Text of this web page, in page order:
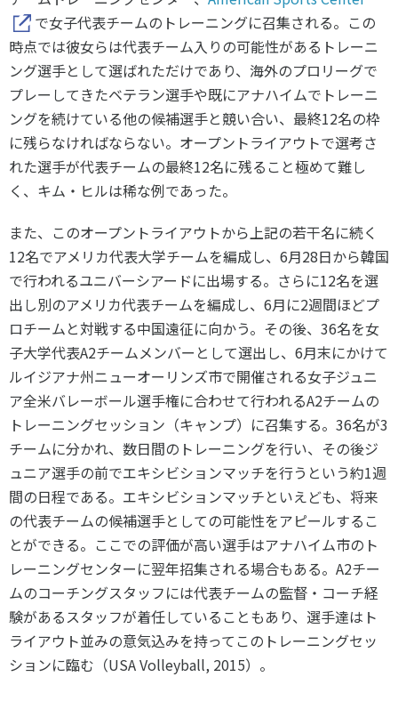
で女子代表チームのトレーニングに召集される。この
時点では彼女らは代表チーム入りの可能性があるトレーニ
ング選手として選ばれただけであり、海外のプロリーグで
プレーしてきたベテラン選手や既にアナハイムでトレーニ
ングを続けている他の候補選手と競い合い、最終12名の枠
に残らなければならない。オープントライアウトで選考さ
れた選手が代表チームの最終12名に残ること極めて難し
く、キム・ヒルは稀な例であった。
また、このオープントライアウトから上記の若干名に続く
12名でアメリカ代表大学チームを編成し、6月28日から韓国
で行われるユニバーシアードに出場する。さらに12名を選
出し別のアメリカ代表チームを編成し、6月に2週間ほどプ
ロチームと対戦する中国遠征に向かう。その後、36名を女
子大学代表A2チームメンバーとして選出し、6月末にかけて
ルイジアナ州ニューオーリンズ市で開催される女子ジュニ
ア全米バレーボール選手権に合わせて行われるA2チームの
トレーニングセッション（キャンプ）に召集する。36名が3
チームに分かれ、数日間のトレーニングを行い、その後ジ
ュニア選手の前でエキシビションマッチを行うという約1週
間の日程である。エキシビションマッチといえども、将来
の代表チームの候補選手としての可能性をアピールするこ
とができる。ここでの評価が高い選手はアナハイム市のト
レーニングセンターに翌年招集される場合もある。A2チー
ムのコーチングスタッフには代表チームの監督・コーチ経
験があるスタッフが着任していることもあり、選手達はト
ライアウト並みの意気込みを持ってこのトレーニングセッ
ションに臨む（USA Volleyball, 2015）。